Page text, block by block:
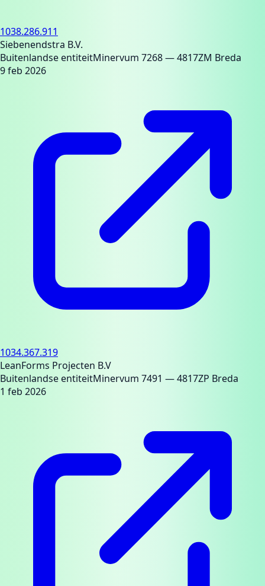
1038.286.911
Siebenendstra B.V.
Buitenlandse entiteitMinervum 7268— 4817ZM Breda
9 feb 2026
1034.367.319
LeanForms Projecten B.V
Buitenlandse entiteitMinervum 7491 — 4817ZP Breda
1 feb 2026